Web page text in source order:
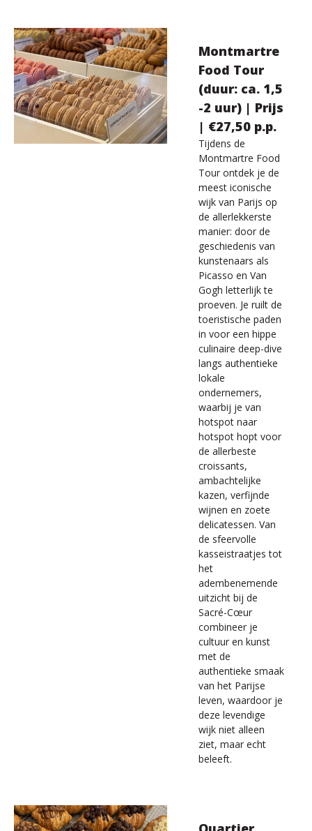
Montmartre
Food Tour
(duur: ca. 1,5
-2 uur) | Prijs
| €27,50 p.p.
Tijdens de
Montmartre Food
Tour ontdek je de
meest iconische
wijk van Parijs op
de allerlekkerste
manier: door de
geschiedenis van
kunstenaars als
Picasso en Van
Gogh letterlijk te
proeven. Je ruilt de
toeristische paden
in voor een hippe
culinaire deep-dive
langs authentieke
lokale
ondernemers,
waarbij je van
hotspot naar
hotspot hopt voor
de allerbeste
croissants,
ambachtelijke
kazen, verfijnde
wijnen en zoete
delicatessen. Van
de sfeervolle
kasseistraatjes tot
het
adembenemende
uitzicht bij de
Sacré-Cœur
combineer je
cultuur en kunst
met de
authentieke smaak
van het Parijse
leven, waardoor je
deze levendige
wijk niet alleen
ziet, maar echt
beleeft.